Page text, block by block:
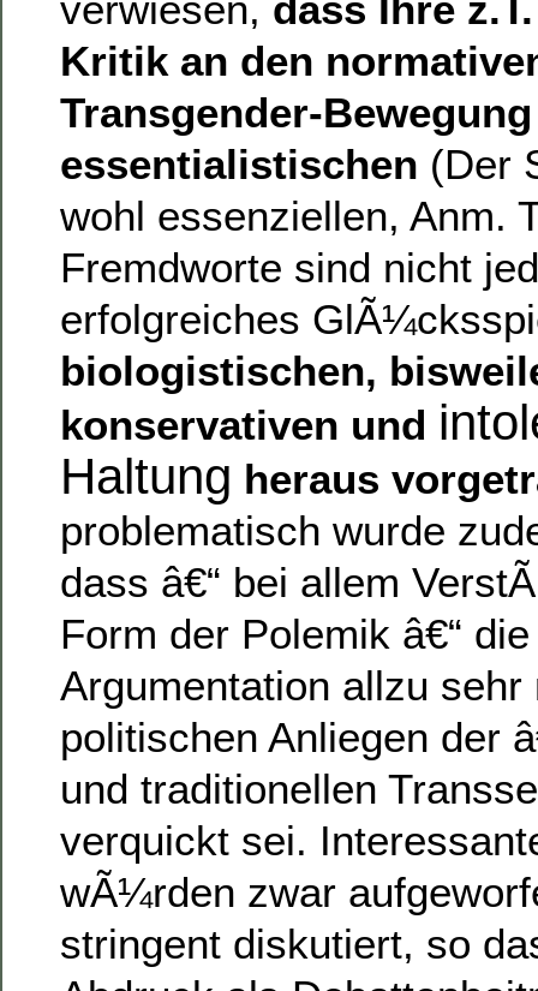
Kritik an den
Transgender-
essentialistischen (Der
wohl essenziellen, Anm.
Fremdworte sind nicht
erfolgreiches
biologistischen,
konservativen und
Haltung heraus
problematisch wurde
dass â€“ bei allem
Form der Polemik â€“
Argumentation allzu sehr
politischen Anliegen der
und traditionellen
verquickt sei.
wÃ¼rden zwar
stringent diskutiert, so